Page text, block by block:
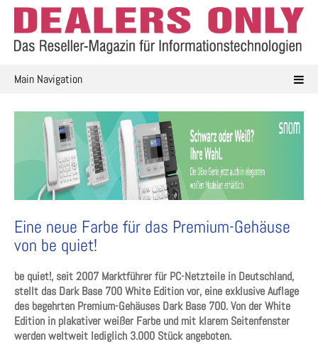
Skip
content
Main Navigation
Eine neue Farbe für das Premium-Gehäuse
von be quiet!
be quiet!, seit 2007 Marktführer für PC-Netzteile in Deutschland,
stellt das Dark Base 700 White Edition vor, eine exklusive Auflage
des begehrten Premium-Gehäuses Dark Base 700. Von der White
Edition in plakativer weißer Farbe und mit klarem Seitenfenster
werden weltweit lediglich 3.000 Stück angeboten.